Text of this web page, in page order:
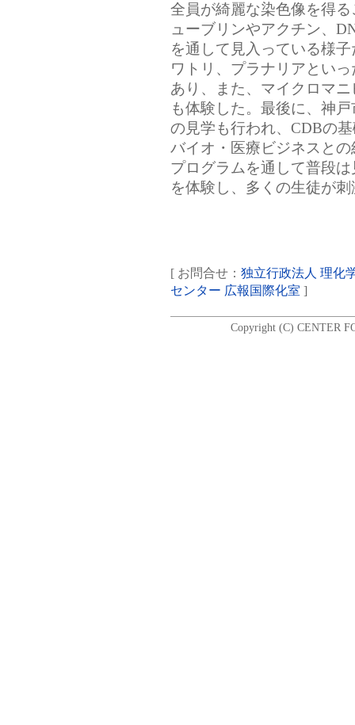
全員が綺麗な染色像を得
ューブリンやアクチン、
を通して見入っている様
ワトリ、プラナリアとい
あり、また、マイクロマ
も体験した。最後に、神
の見学も行われ、CDBの
バイオ・医療ビジネスと
プログラムを通して普段
を体験し、多くの生徒が
[ お問合せ： 独立行政法人 理化
センター 広報国際化室 ]
Copyright (C) CENTER